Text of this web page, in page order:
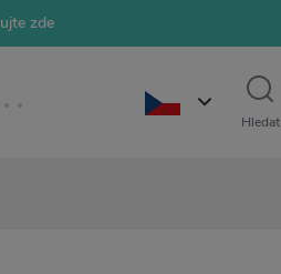
zde
Hledat